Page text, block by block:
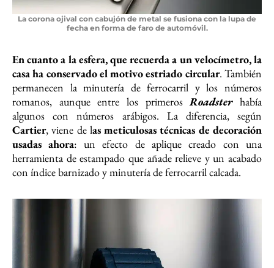
La corona ojival con cabujón de metal se fusiona con la lupa de
fecha en forma de faro de automóvil.
En cuanto a la esfera, que recuerda a un velocímetro, la
casa ha conservado el motivo estriado circular. También
permanecen la minutería de ferrocarril y los números
romanos, aunque entre los primerosRoadsterhabía
algunos con números arábigos. La diferencia, según
Cartier, viene de las meticulosas técnicas de decoración
usadas ahora: un efecto de aplique creado con una
herramienta de estampado que añade relieve y un acabado
con índice barnizado y minutería de ferrocarril calcada.